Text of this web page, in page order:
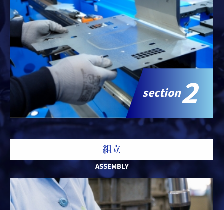
section2
組立
ASSEMBLY